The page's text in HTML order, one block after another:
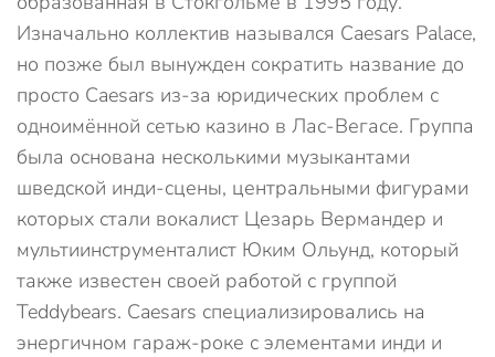
Изначально коллектив назывался Caesars Palace,
но позже был вынужден сократить название до
просто Caesars из-за юридических проблем с
одноимённой сетью казино в Лас-Вегасе. Группа
была основана несколькими музыкантами
шведской инди-сцены, центральными фигурами
которых стали вокалист Цезарь Вермандер и
мультиинструменталист Юким Ольунд, который
также известен своей работой с группой
Teddybears. Caesars специализировались на
энергичном гараж-роке с элементами инди и